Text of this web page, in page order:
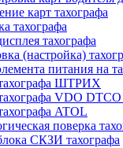
карт тахографа
тахографа
тахографа
(настройка)
питания на
ШТРИХ
VDO
ATOL
поверка
СКЗИ тахографа